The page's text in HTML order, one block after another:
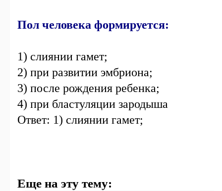
Пол человека формируется:
1) слиянии гамет;
2) при развитии эмбриона;
3) после рождения ребенка;
4) при бластуляции зародыша
Ответ: 1) слиянии гамет;
Еще на эту тему: